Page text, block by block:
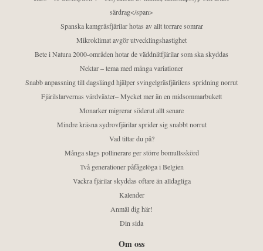
särdrag</span>
Spanska kamgräsfjärilar hotas av allt torrare somrar
Mikroklimat avgör utvecklingshastighet
Bete i Natura 2000-områden hotar de väddnätfjärilar som ska skyddas
Nektar – tema med många variationer
Snabb anpassning till dagslängd hjälper svingelgräsfjärilens spridning norrut
Fjärilslarvernas värdväxter– Mycket mer än en midsommarbukett
Monarker migrerar söderut allt senare
Mindre kräsna sydrovfjärilar sprider sig snabbt norrut
Vad tittar du på?
Många slags pollinerare ger större bomullsskörd
Två generationer påfågelöga i Belgien
Vackra fjärilar skyddas oftare än alldagliga
Kalender
Anmäl dig här!
Din sida
Om oss